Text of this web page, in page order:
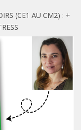
(CE1 AU CM2) : +